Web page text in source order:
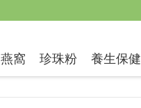
燕窩 珍珠粉 養生保健